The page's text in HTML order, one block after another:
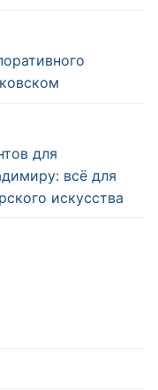
для
всё для
искусства